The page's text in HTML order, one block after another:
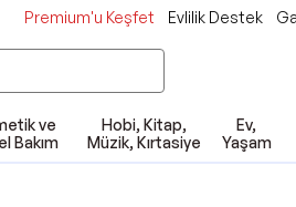
Premium'u Keşfet Evlilik Destek
ve
Bakım
Hobi, Kitap,
Müzik, Kırtasiye
Ev,
Yaşam